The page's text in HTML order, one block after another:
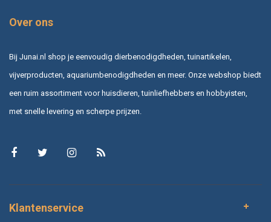
Over ons
Bij Junai.nl shop je eenvoudig dierbenodigdheden, tuinartikelen,
vijverproducten, aquariumbenodigdheden en meer. Onze webshop biedt
een ruim assortiment voor huisdieren, tuinliefhebbers en hobbyisten,
met snelle levering en scherpe prijzen.
Klantenservice